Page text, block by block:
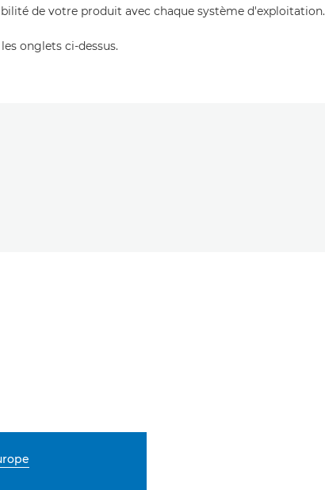
de votre produit avec chaque système d'exploitation.
onglets ci-dessus.